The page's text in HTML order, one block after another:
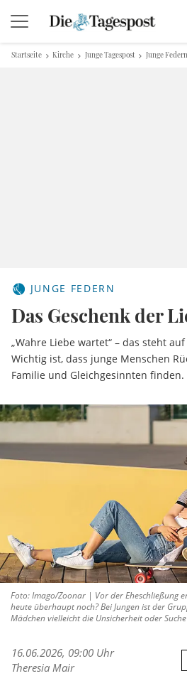
Startseite Kirche Junge Tagespost Junge Federn
JUNGE FEDERN
Das Geschenk der
„Wahre Liebe wartet“ – das steht
Wichtig ist, dass junge Menschen
Familie und Gleichgesinnten finden.
Foto: Imago/Zoonar | Vor der Eheschließung
heute überhaupt noch? Bei Jungen ist der
Mädchen vielleicht die Unsicherheit oder
16.06.2026, 09:00 Uhr
Theresia Mair